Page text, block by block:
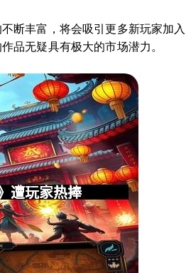
断丰富，将会吸引更多新玩家加
品无疑具有极大的市场潜力。